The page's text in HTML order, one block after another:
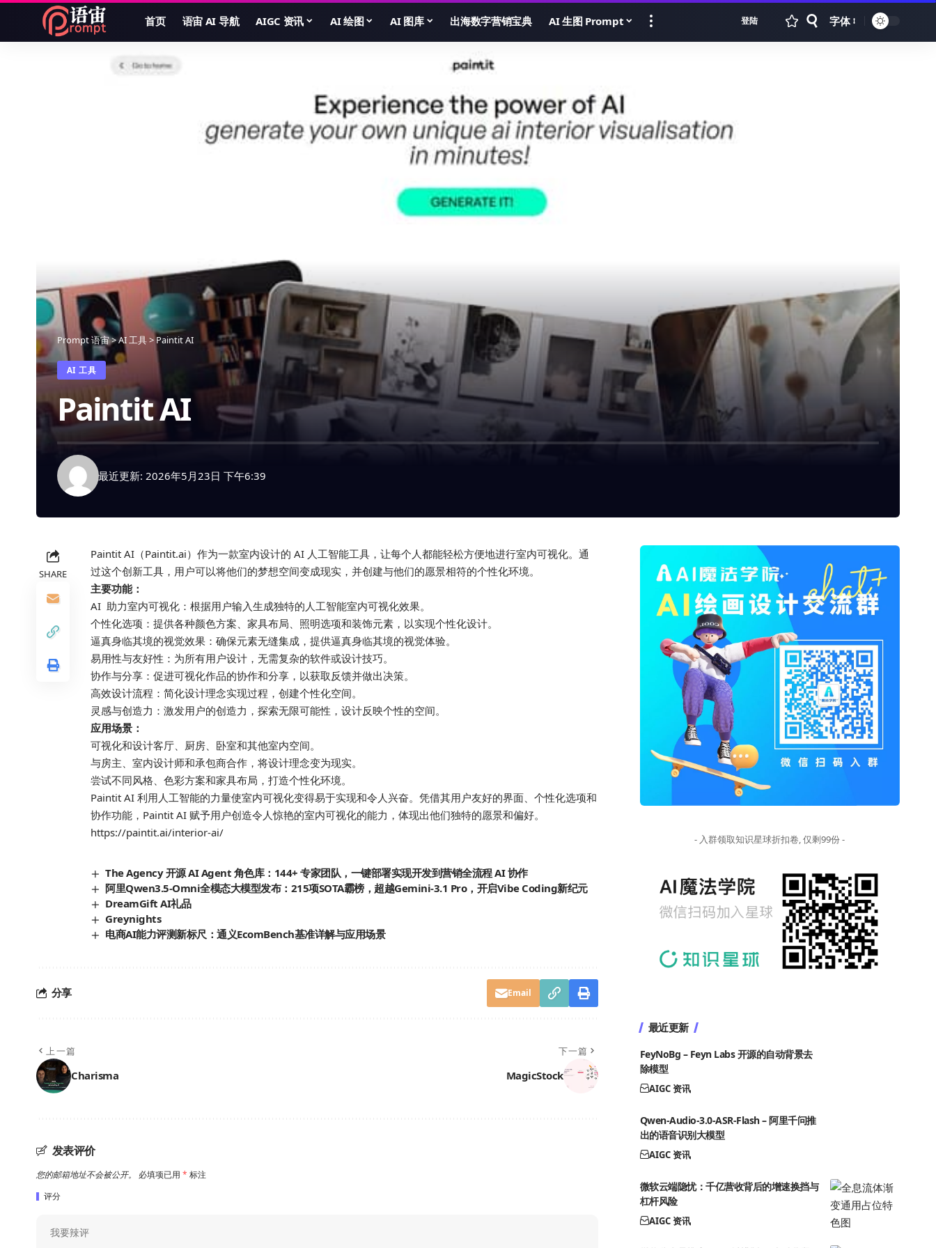
首页 语宙 AI 导航 AIGC 资讯 AI 绘图 AI 图库 出海数字营销宝典 AI 生图 Prompt 登陆
Font
Resizer
字体
Prompt 语宙>AI 工具>Paintit AI
AI 工具
Paintit AI
最近更新: 2026年5月23日 下午6:39
SHARE
Paintit AI（Paintit.ai）作为一款室内设计的 AI 人工智能工具，让每个人都能轻松方便地进行室内可视化。通
过这个创新工具，用户可以将他们的梦想空间变成现实，并创建与他们的愿景相符的个性化环境。
主要功能：
AI 助力室内可视化：根据用户输入生成独特的人工智能室内可视化效果。
个性化选项：提供各种颜色方案、家具布局、照明选项和装饰元素，以实现个性化设计。
逼真身临其境的视觉效果：确保元素无缝集成，提供逼真身临其境的视觉体验。
易用性与友好性：为所有用户设计，无需复杂的软件或设计技巧。
协作与分享：促进可视化作品的协作和分享，以获取反馈并做出决策。
高效设计流程：简化设计理念实现过程，创建个性化空间。
灵感与创造力：激发用户的创造力，探索无限可能性，设计反映个性的空间。
应用场景：
可视化和设计客厅、厨房、卧室和其他室内空间。
与房主、室内设计师和承包商合作，将设计理念变为现实。
尝试不同风格、色彩方案和家具布局，打造个性化环境。
Paintit AI 利用人工智能的力量使室内可视化变得易于实现和令人兴奋。凭借其用户友好的界面、个性化选项和
协作功能，Paintit AI 赋予用户创造令人惊艳的室内可视化的能力，体现出他们独特的愿景和偏好。
https://paintit.ai/interior-ai/
The Agency 开源 AI Agent 角色库：144+ 专家团队，一键部署实现开发到营销全流程 AI 协作
阿里Qwen3.5-Omni全模态大模型发布：215项SOTA霸榜，超越Gemini-3.1 Pro，开启Vibe Coding新纪元
DreamGift AI礼品
Greynights
电商AI能力评测新标尺：通义EcomBench基准详解与应用场景
分享 Email
上一篇
Charisma
下一篇
MagicStock
发表评价
您的邮箱地址不会被公开。 必填项已用 * 标注
评分
- 入群领取知识星球折扣卷, 仅剩99份 -
最近更新
FeyNoBg – Feyn Labs 开源的自动背景去
除模型
AIGC 资讯
Qwen-Audio-3.0-ASR-Flash – 阿里千问推
出的语音识别大模型
AIGC 资讯
微软云端隐忧：千亿营收背后的增速换挡与
杠杆风险
AIGC 资讯